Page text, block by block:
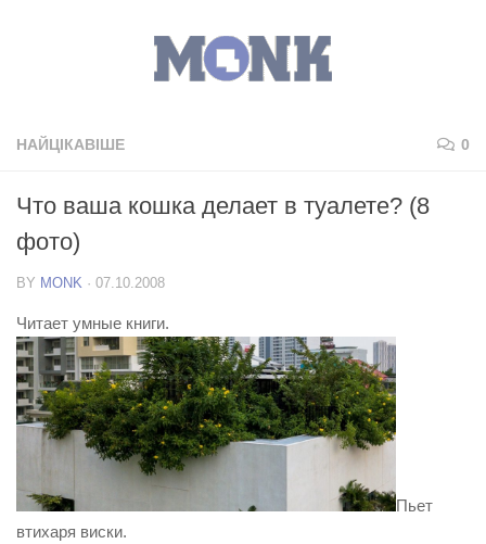
НАЙЦІКАВІШЕ 0
Что ваша кошка делает в туалете? (8
фото)
BY MONK · 07.10.2008
Читает умные книги.
Пьет
втихаря виски.